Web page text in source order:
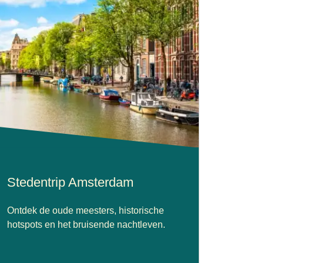
Stedentrip Amsterdam
Ontdek de oude meesters, historische
hotspots en het bruisende nachtleven.